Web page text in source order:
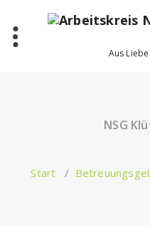
springen
Aus
NSG
Start /